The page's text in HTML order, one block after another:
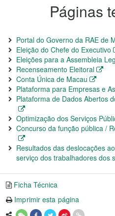
Páginas
Portal do Governo da RAE de
Eleição do Chefe do Executivo
Eleições para a Assembleia
Recenseamento Eleitoral
Conta Única de Macau
Plataforma para Empresas e
Plataforma de Dados Abertos
Optimização dos Serviços
Concurso da função pública /
Resultados das deslocações
serviço dos trabalhadores dos
Ficha Técnica
Imprimir esta página